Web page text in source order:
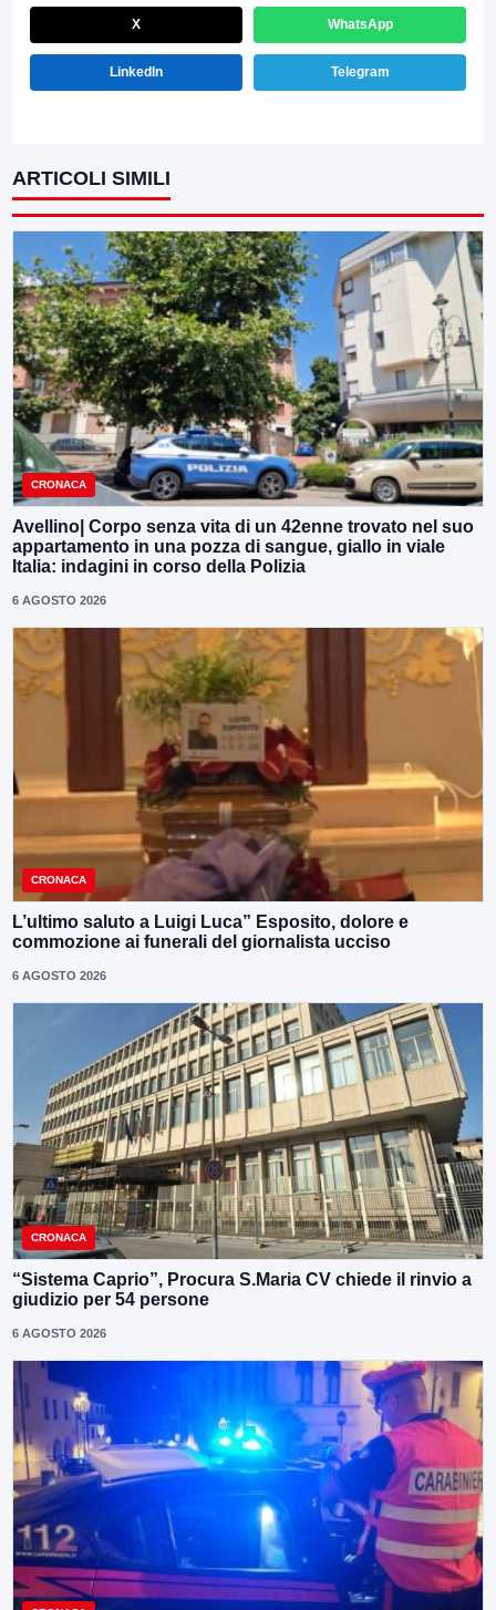
X WhatsApp
LinkedIn Telegram
ARTICOLI SIMILI
CRONACA
Avellino| Corpo senza vita di un 42enne trovato nel suo
appartamento in una pozza di sangue, giallo in viale
Italia: indagini in corso della Polizia
6 AGOSTO 2026
CRONACA
L’ultimo saluto a Luigi Luca” Esposito, dolore e
commozione ai funerali del giornalista ucciso
6 AGOSTO 2026
CRONACA
“Sistema Caprio”, Procura S.Maria CV chiede il rinvio a
giudizio per 54 persone
6 AGOSTO 2026